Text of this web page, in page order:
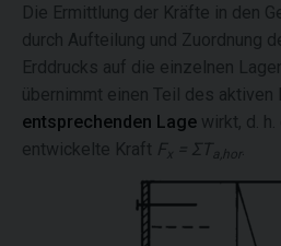
Die Ermittlung der Kräfte in den
durch Aufteilung und Zuordnung
Erddrucks auf die einzelnen
übernimmt einen Teil des aktiven
entsprechenden Lage wirkt, d.
entwickelte Kraft F x = ΣT a,hor